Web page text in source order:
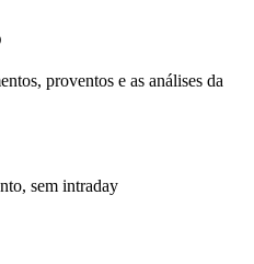
proventos e as análises da
sem intraday